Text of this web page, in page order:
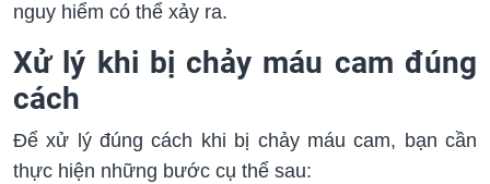
nguy hiểm có thể xảy ra.
Xử lý khi bị chảy máu cam đúng
cách
Để xử lý đúng cách khi bị chảy máu cam, bạn cần
thực hiện những bước cụ thể sau: